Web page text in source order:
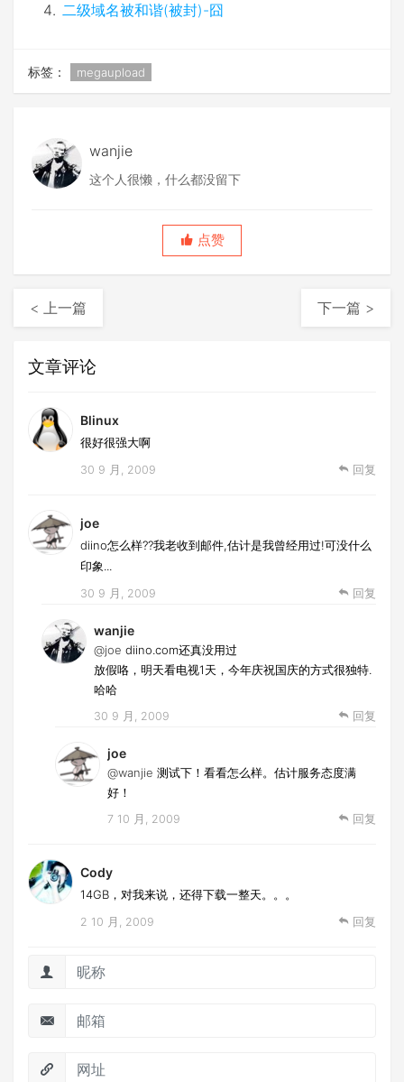
二级域名被和谐(被封)-囧
标签： megaupload
wanjie
这个人很懒，什么都没留下
点赞
< 上一篇 下一篇 >
文章评论
Blinux
很好很强大啊
30 9 月, 2009 回复
joe
diino怎么样??我老收到邮件,估计是我曾经用过!可没什么
印象...
30 9 月, 2009 回复
wanjie
@joe diino.com还真没用过
放假咯，明天看电视1天，今年庆祝国庆的方式很独特.
哈哈
30 9 月, 2009 回复
joe
@wanjie 测试下！看看怎么样。估计服务态度满
好！
7 10 月, 2009 回复
Cody
14GB，对我来说，还得下载一整天。。。
2 10 月, 2009 回复